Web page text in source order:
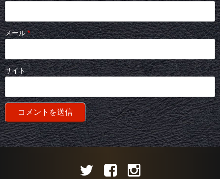
メール*
サイト